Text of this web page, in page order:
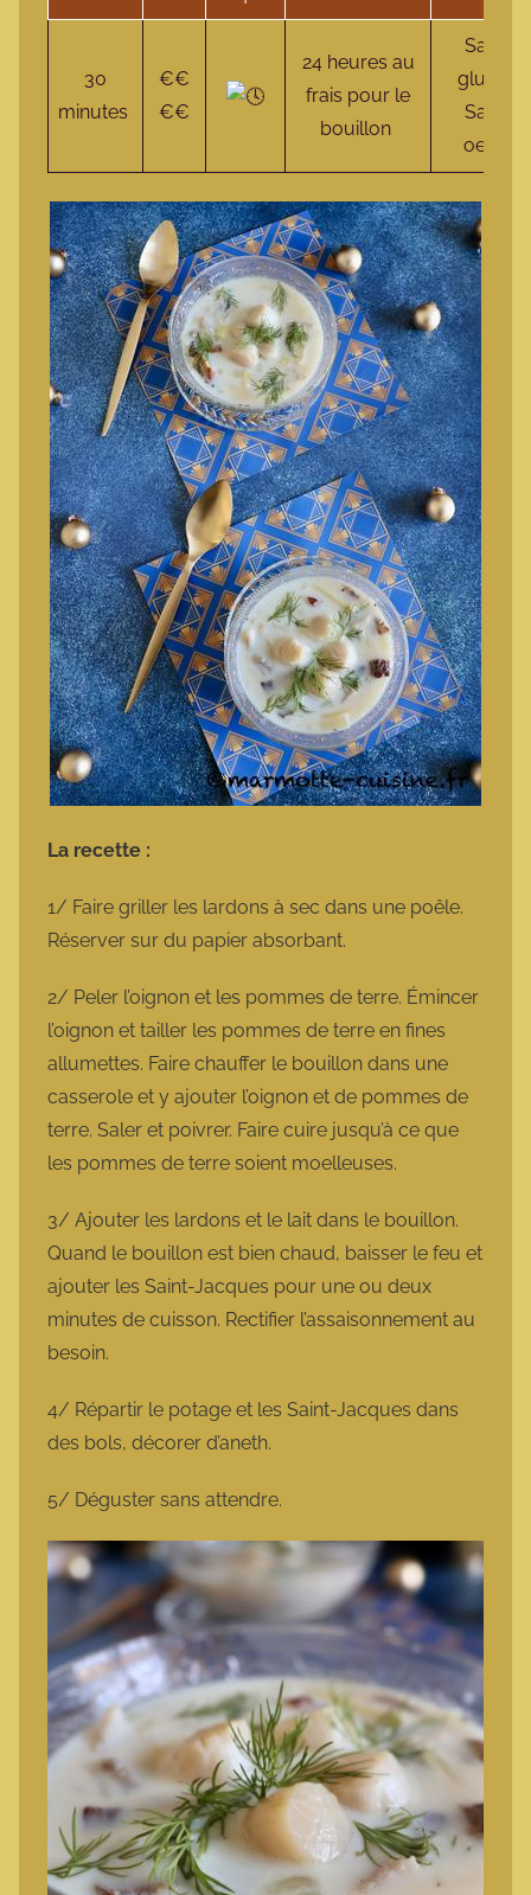
30
minutes
€€
€€
24 heures au
frais pour le
bouillon
Sans
gluten
Sans
oeuf
La recette :
1/ Faire griller les lardons à sec dans une poêle.
Réserver sur du papier absorbant.
2/ Peler l’oignon et les pommes de terre. Émincer
l’oignon et tailler les pommes de terre en fines
allumettes. Faire chauffer le bouillon dans une
casserole et y ajouter l’oignon et de pommes de
terre. Saler et poivrer. Faire cuire jusqu’à ce que
les pommes de terre soient moelleuses.
3/ Ajouter les lardons et le lait dans le bouillon.
Quand le bouillon est bien chaud, baisser le feu et
ajouter les Saint-Jacques pour une ou deux
minutes de cuisson. Rectifier l’assaisonnement au
besoin.
4/ Répartir le potage et les Saint-Jacques dans
des bols, décorer d’aneth.
5/ Déguster sans attendre.